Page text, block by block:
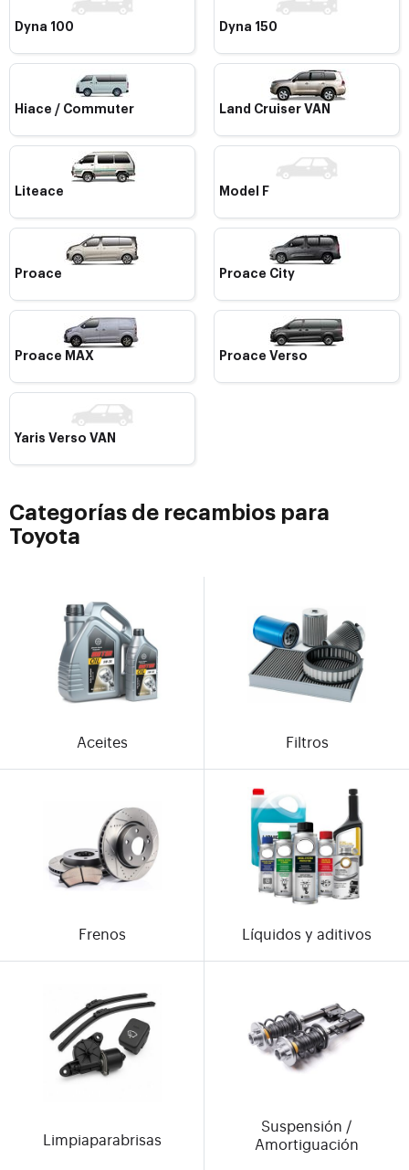
Dyna 100 Dyna 150
Hiace / Commuter Land Cruiser VAN
Liteace Model F
Proace Proace City
Proace MAX Proace Verso
Yaris Verso VAN
Categorías de recambios para
Toyota
Aceites Filtros
Frenos Líquidos y aditivos
Limpiaparabrisas
Suspensión /
Amortiguación